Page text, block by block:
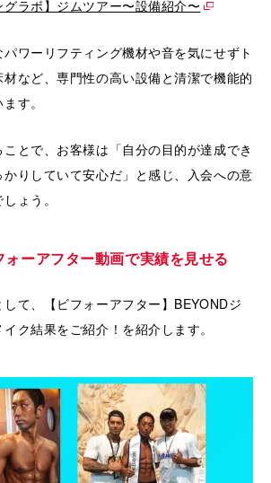
グラボ】ジムツアー〜設備紹介〜
ワーリフティング機材や音を気にせずト
など、専門性の高い設備と清潔で機能的
す。
とで、お客様は「自分の目的が達成でき
りしていて安心だ」と感じ、入会への意
ょう。
ーアフター動画で実績を見せる
て、【ビフォーアフター】BEYONDジ
ク結果をご紹介！を紹介します。